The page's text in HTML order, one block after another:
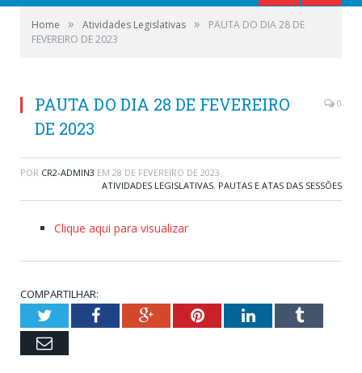
Home » Atividades Legislativas »
PAUTA DO DIA 28 DE
FEVEREIRO DE 2023
PAUTA DO DIA 28 DE FEVEREIRO
DE 2023
0
POR CR2-ADMIN3 EM 28 DE FEVEREIRO DE 2023
ATIVIDADES LEGISLATIVAS, PAUTAS E ATAS DAS SESSÕES
Clique aqui para visualizar
COMPARTILHAR:
TwitterFacebookGoogle+PinterestLinkedInTumblr
Email